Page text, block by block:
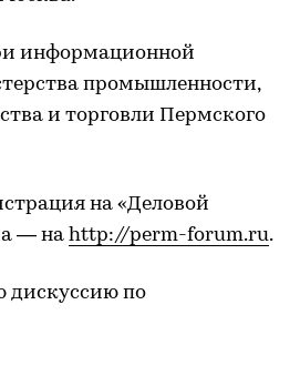
информационной
промышленности,
и торговли Пермского
на «Деловой
— на http://perm-forum.ru.
дискуссию по